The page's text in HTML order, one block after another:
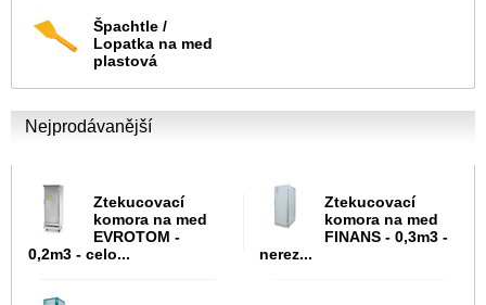
Špachtle /
Lopatka na med
plastová
Nejprodávanější
Ztekucovací
komora na med
EVROTOM -
0,2m3 - celo...
Ztekucovací
komora na med
FINANS - 0,3m3 -
nerez...